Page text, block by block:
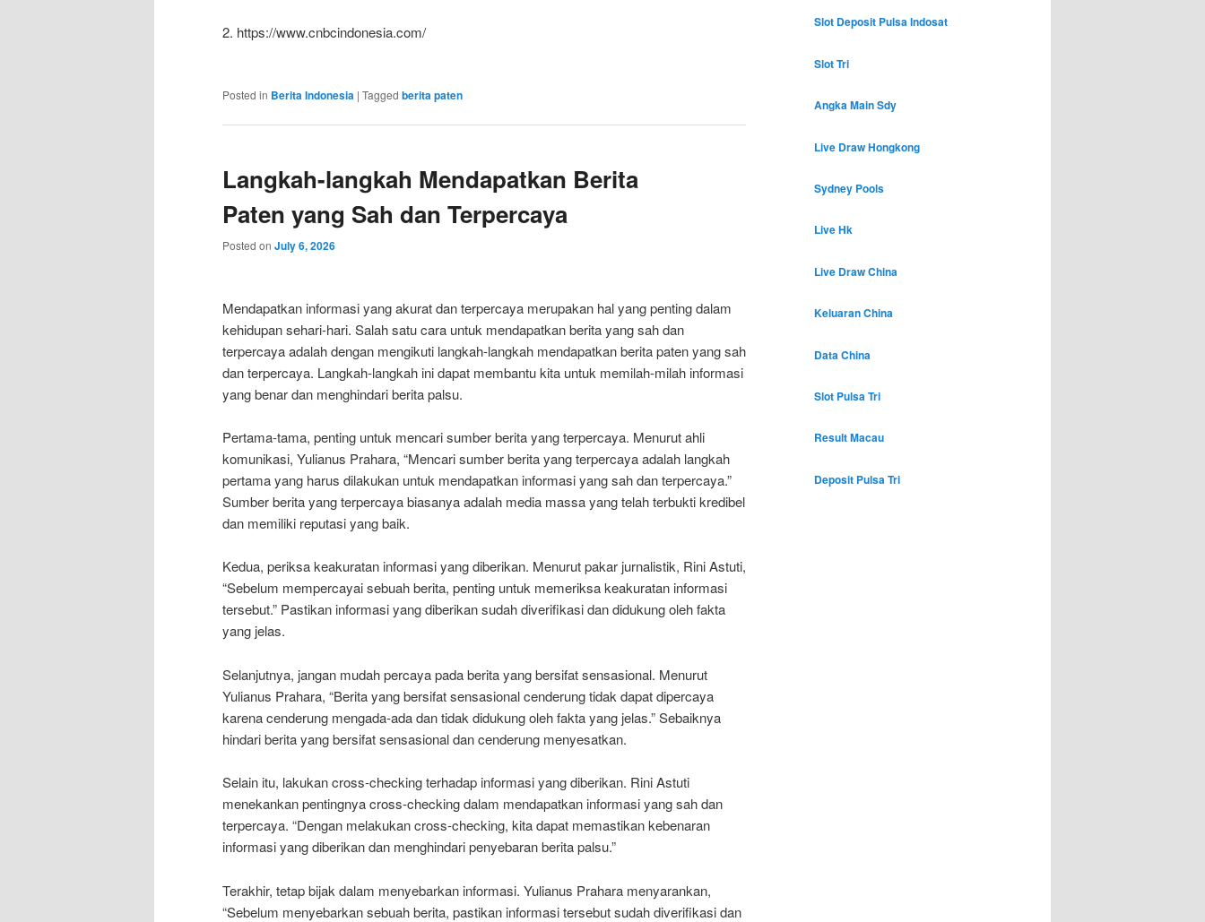
2. https://www.cnbcindonesia.com/
Posted in Berita Indonesia | Tagged berita paten
Langkah-langkah Mendapatkan Berita
Paten yang Sah dan Terpercaya
Posted on July 6, 2026
Mendapatkan informasi yang akurat dan terpercaya merupakan hal yang penting dalam
kehidupan sehari-hari. Salah satu cara untuk mendapatkan berita yang sah dan
terpercaya adalah dengan mengikuti langkah-langkah mendapatkan berita paten yang sah
dan terpercaya. Langkah-langkah ini dapat membantu kita untuk memilah-milah informasi
yang benar dan menghindari berita palsu.
Pertama-tama, penting untuk mencari sumber berita yang terpercaya. Menurut ahli
komunikasi, Yulianus Prahara, “Mencari sumber berita yang terpercaya adalah langkah
pertama yang harus dilakukan untuk mendapatkan informasi yang sah dan terpercaya.”
Sumber berita yang terpercaya biasanya adalah media massa yang telah terbukti kredibel
dan memiliki reputasi yang baik.
Kedua, periksa keakuratan informasi yang diberikan. Menurut pakar jurnalistik, Rini Astuti,
“Sebelum mempercayai sebuah berita, penting untuk memeriksa keakuratan informasi
tersebut.” Pastikan informasi yang diberikan sudah diverifikasi dan didukung oleh fakta
yang jelas.
Selanjutnya, jangan mudah percaya pada berita yang bersifat sensasional. Menurut
Yulianus Prahara, “Berita yang bersifat sensasional cenderung tidak dapat dipercaya
karena cenderung mengada-ada dan tidak didukung oleh fakta yang jelas.” Sebaiknya
hindari berita yang bersifat sensasional dan cenderung menyesatkan.
Selain itu, lakukan cross-checking terhadap informasi yang diberikan. Rini Astuti
menekankan pentingnya cross-checking dalam mendapatkan informasi yang sah dan
terpercaya. “Dengan melakukan cross-checking, kita dapat memastikan kebenaran
informasi yang diberikan dan menghindari penyebaran berita palsu.”
Terakhir, tetap bijak dalam menyebarkan informasi. Yulianus Prahara menyarankan,
“Sebelum menyebarkan sebuah berita, pastikan informasi tersebut sudah diverifikasi dan
Slot Deposit Pulsa Indosat
Slot Tri
Angka Main Sdy
Live Draw Hongkong
Sydney Pools
Live Hk
Live Draw China
Keluaran China
Data China
Slot Pulsa Tri
Result Macau
Deposit Pulsa Tri